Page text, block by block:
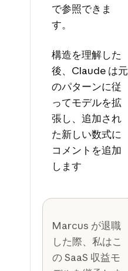
で参照できま
す。
構造を理解した
後、Claude は元
のパターンに従
ってモデルを拡
張し、追加され
た新しい数式に
コメントを追加
します
Marcus が退職
した際、私はこ
の SaaS 収益モ